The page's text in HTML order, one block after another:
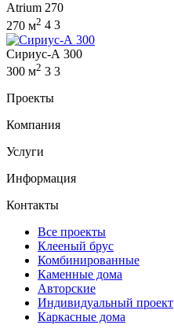
Atrium 270
270 м2 4 3
Сириус-А 300
300 м2 3 3
Проекты
Компания
Услуги
Информация
Контакты
Все проекты
Клееный брус
Комбинированные
Каменные дома
Авторские
Индивидуальный проект
Каркасные дома